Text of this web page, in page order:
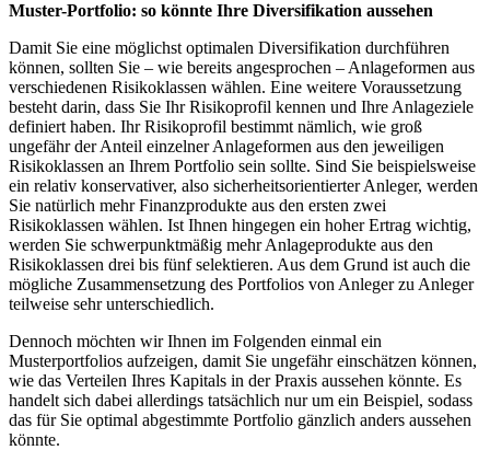
Muster-Portfolio: so könnte Ihre Diversifikation aussehen
Damit Sie eine möglichst optimalen Diversifikation durchführen
können, sollten Sie – wie bereits angesprochen – Anlageformen aus
verschiedenen Risikoklassen wählen. Eine weitere Voraussetzung
besteht darin, dass Sie Ihr Risikoprofil kennen und Ihre Anlageziele
definiert haben. Ihr Risikoprofil bestimmt nämlich, wie groß
ungefähr der Anteil einzelner Anlageformen aus den jeweiligen
Risikoklassen an Ihrem Portfolio sein sollte. Sind Sie beispielsweise
ein relativ konservativer, also sicherheitsorientierter Anleger, werden
Sie natürlich mehr Finanzprodukte aus den ersten zwei
Risikoklassen wählen. Ist Ihnen hingegen ein hoher Ertrag wichtig,
werden Sie schwerpunktmäßig mehr Anlageprodukte aus den
Risikoklassen drei bis fünf selektieren. Aus dem Grund ist auch die
mögliche Zusammensetzung des Portfolios von Anleger zu Anleger
teilweise sehr unterschiedlich.
Dennoch möchten wir Ihnen im Folgenden einmal ein
Musterportfolios aufzeigen, damit Sie ungefähr einschätzen können,
wie das Verteilen Ihres Kapitals in der Praxis aussehen könnte. Es
handelt sich dabei allerdings tatsächlich nur um ein Beispiel, sodass
das für Sie optimal abgestimmte Portfolio gänzlich anders aussehen
könnte.